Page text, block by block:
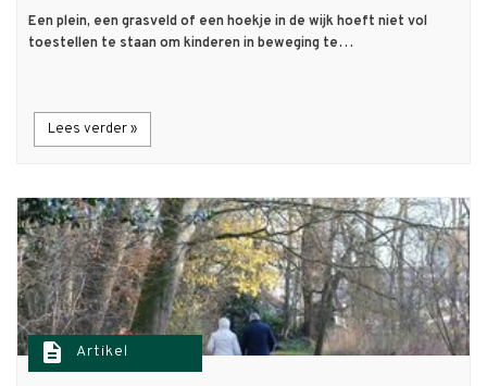
Een plein, een grasveld of een hoekje in de wijk hoeft niet vol
toestellen te staan om kinderen in beweging te…
Lees verder »
description Artikel